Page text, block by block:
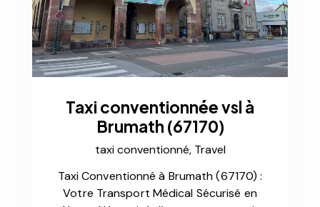
Taxi conventionnée vsl à
Brumath (67170)
taxi conventionné, Travel
Taxi Conventionné à Brumath (67170) :
Votre Transport Médical Sécurisé en